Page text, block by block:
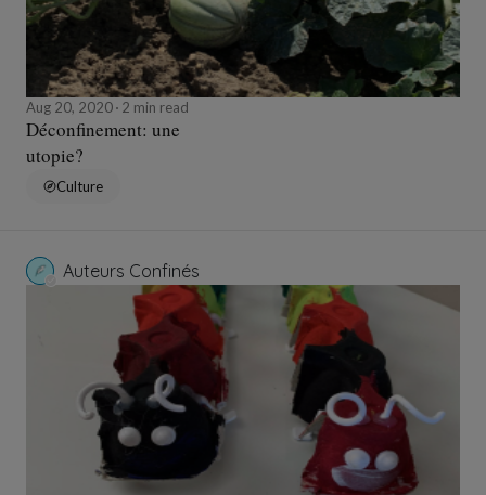
Aug 20, 2020 2 min read
Déconfinement: une
utopie?
Culture
Auteurs Confinés